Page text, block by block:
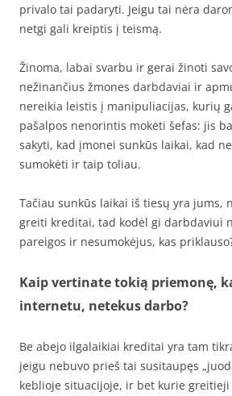
privalo tai padaryti. Jeigu tai nėra
netgi gali kreiptis į teismą.
Žinoma, labai svarbu ir gerai žinoti
nežinančius žmones darbdaviai ir
nereikia leistis į manipuliacijas, kurių
pašalpos nenorintis mokėti šefas: jis
sakyti, kad įmonei sunkūs laikai, kad
sumokėti ir taip toliau.
Tačiau sunkūs laikai iš tiesų yra jums,
greiti kreditai, tad kodėl gi darbdaviui
pareigos ir nesumokėjus, kas
Kaip vertinate tokią priemonę,
internetu, netekus darbo?
Be abejo ilgalaikiai kreditai yra tam
jeigu nebuvo prieš tai susitaupęs
keblioje situacijoje, ir bet kurie